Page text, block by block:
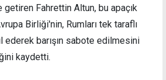
Fahrettin Altun, bu apaçık
Birliği'nin, Rumları tek taraflı
ederek barışın sabote edilmesini
kaydetti.